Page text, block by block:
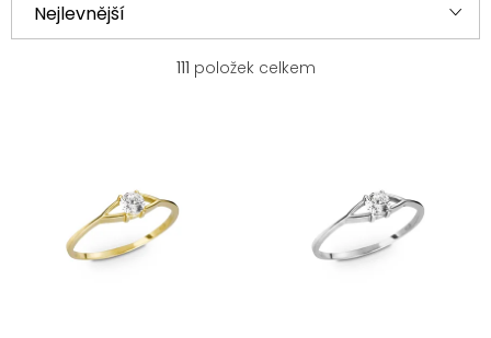
Nejlevnější
111 položek celkem